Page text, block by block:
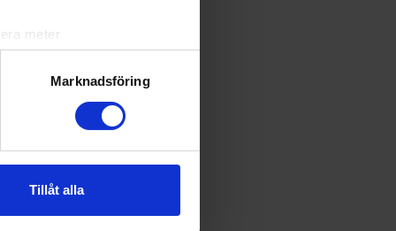
meter
. Du kan ändra
information från din enhet
kombinera informationen
Marknadsföring
Tillåt alla